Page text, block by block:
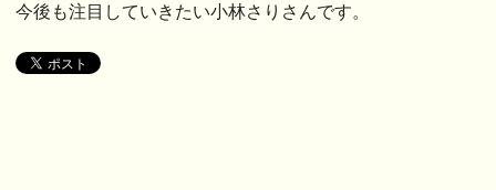
今後も注目していきたい小林さりさんです。